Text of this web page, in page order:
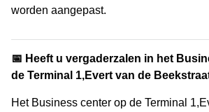
worden aangepast.
📅 Heeft u vergaderzalen in het
de Terminal 1,Evert van de
Het Business center op de Terminal